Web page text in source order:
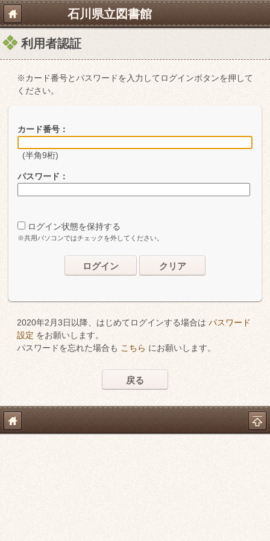
石川県立図書館
利用者認証
※カード番号とパスワードを入力してログインボタンを押して
ください。
カード番号：
(半角9桁)
パスワード：
ログイン状態を保持する
※共用パソコンではチェックを外してください。
ログイン クリア
2020年2月3日以降、はじめてログインする場合は パスワード
設定 をお願いします。
パスワードを忘れた場合も こちら にお願いします。
戻る